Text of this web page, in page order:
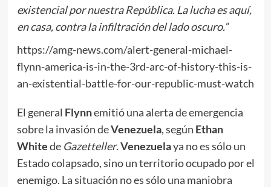
existencial por nuestra República. La lucha es aquí,
en casa, contra la infiltracióndel lado oscuro.”
https://amg-news.com/alert-general-michael-
flynn-america-is-in-the-3rd-arc-of-history-this-is-
an-existential-battle-for-our-republic-must-watch
El general Flynnemitió una alerta de emergencia
sobre la invasión deVenezuela, según Ethan
Whitede Gazetteller.Venezuelaya no es sólo un
Estado colapsado, sino un territorio ocupado por el
enemigo. La situación no es sólo una maniobra